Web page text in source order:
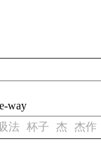
way
法 杯子 杰 杰作